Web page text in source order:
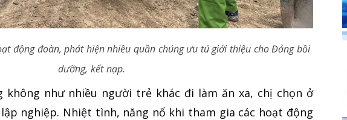
động đoàn, phát hiện nhiều quần chúng ưu tú giới thiệu cho Đảng bồi
dưỡng, kết nạp.
không như nhiều người trẻ khác đi làm ăn xa, chị chọn ở
nghiệp. Nhiệt tình, năng nổ khi tham gia các hoạt động